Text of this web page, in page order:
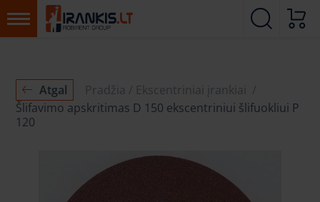
Atgal Pradžia
Ekscentriniai įrankiai
Šlifavimo apskritimas D 150 ekscentriniui šlifuokliui P
120